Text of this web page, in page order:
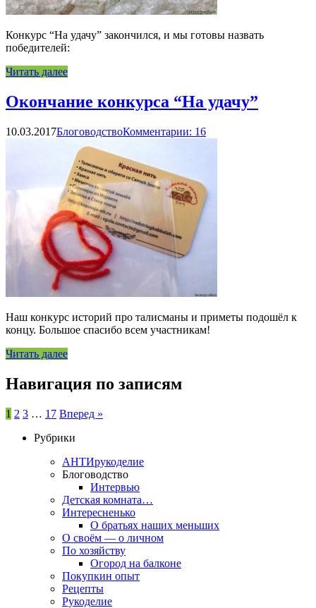
Конкурс “На удачу” закончился, и мы готовы назвать
победителей:
Читать далее
Окончание конкурса “На удачу”
10.03.2017БлоговодствоКомментарии: 16
Наш конкурс историй про талисманы и приметы подошёл к
концу. Большое спасибо всем участникам!
Читать далее
Навигация по записям
1 2 3 … 17 Вперед »
Рубрики
АНТИрукоделие
Блоговодство
Интервью
Детская комната…
Интересненько
О братьях наших меньших
О своём — о личном
По хозяйству
Огород на балконе
Покупкин опыт
Рецепты
Рукоделие